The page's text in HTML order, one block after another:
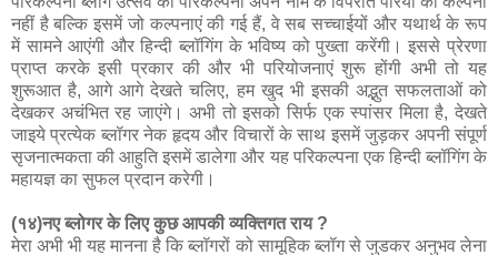
नहीं है बल्कि इसमें जो कल्‍पनाएं की गई हैं, वे सब सच्‍चाईयों और यथार्थ के रूप
में सामने आएंगी और हिन्‍दी ब्‍लॉगिंग के भविष्‍य को पुख्‍ता करेंगी। इससे प्रेरणा
प्राप्‍त करके इसी प्रकार की और भी परियोजनाएं शुरू होंगी अभी तो यह
शुरूआत है, आगे आगे देखते चलिए, हम खुद भी इसकी अद्भुत सफलताओं को
देखकर अचंभित रह जाएंगे। अभी तो इसको सिर्फ एक स्‍पांसर मिला है, देखते
जाइये प्रत्‍येक ब्‍लॉगर नेक हृदय और विचारों के साथ इसमें जुड़कर अपनी संपूर्ण
सृजनात्‍मकता की आहुति इसमें डालेगा और यह परिकल्‍पना एक हिन्‍दी ब्‍लॉगिंग के
महायज्ञ का सुफल प्रदान करेगी।
(१४)नए ब्लोगर के लिए कुछ आपकी व्यक्तिगत राय ?
मेरा अभी भी यह मानना है कि ब्‍लॉगरों को सामूहिक ब्‍लॉग से जुडकर अनुभव लेना